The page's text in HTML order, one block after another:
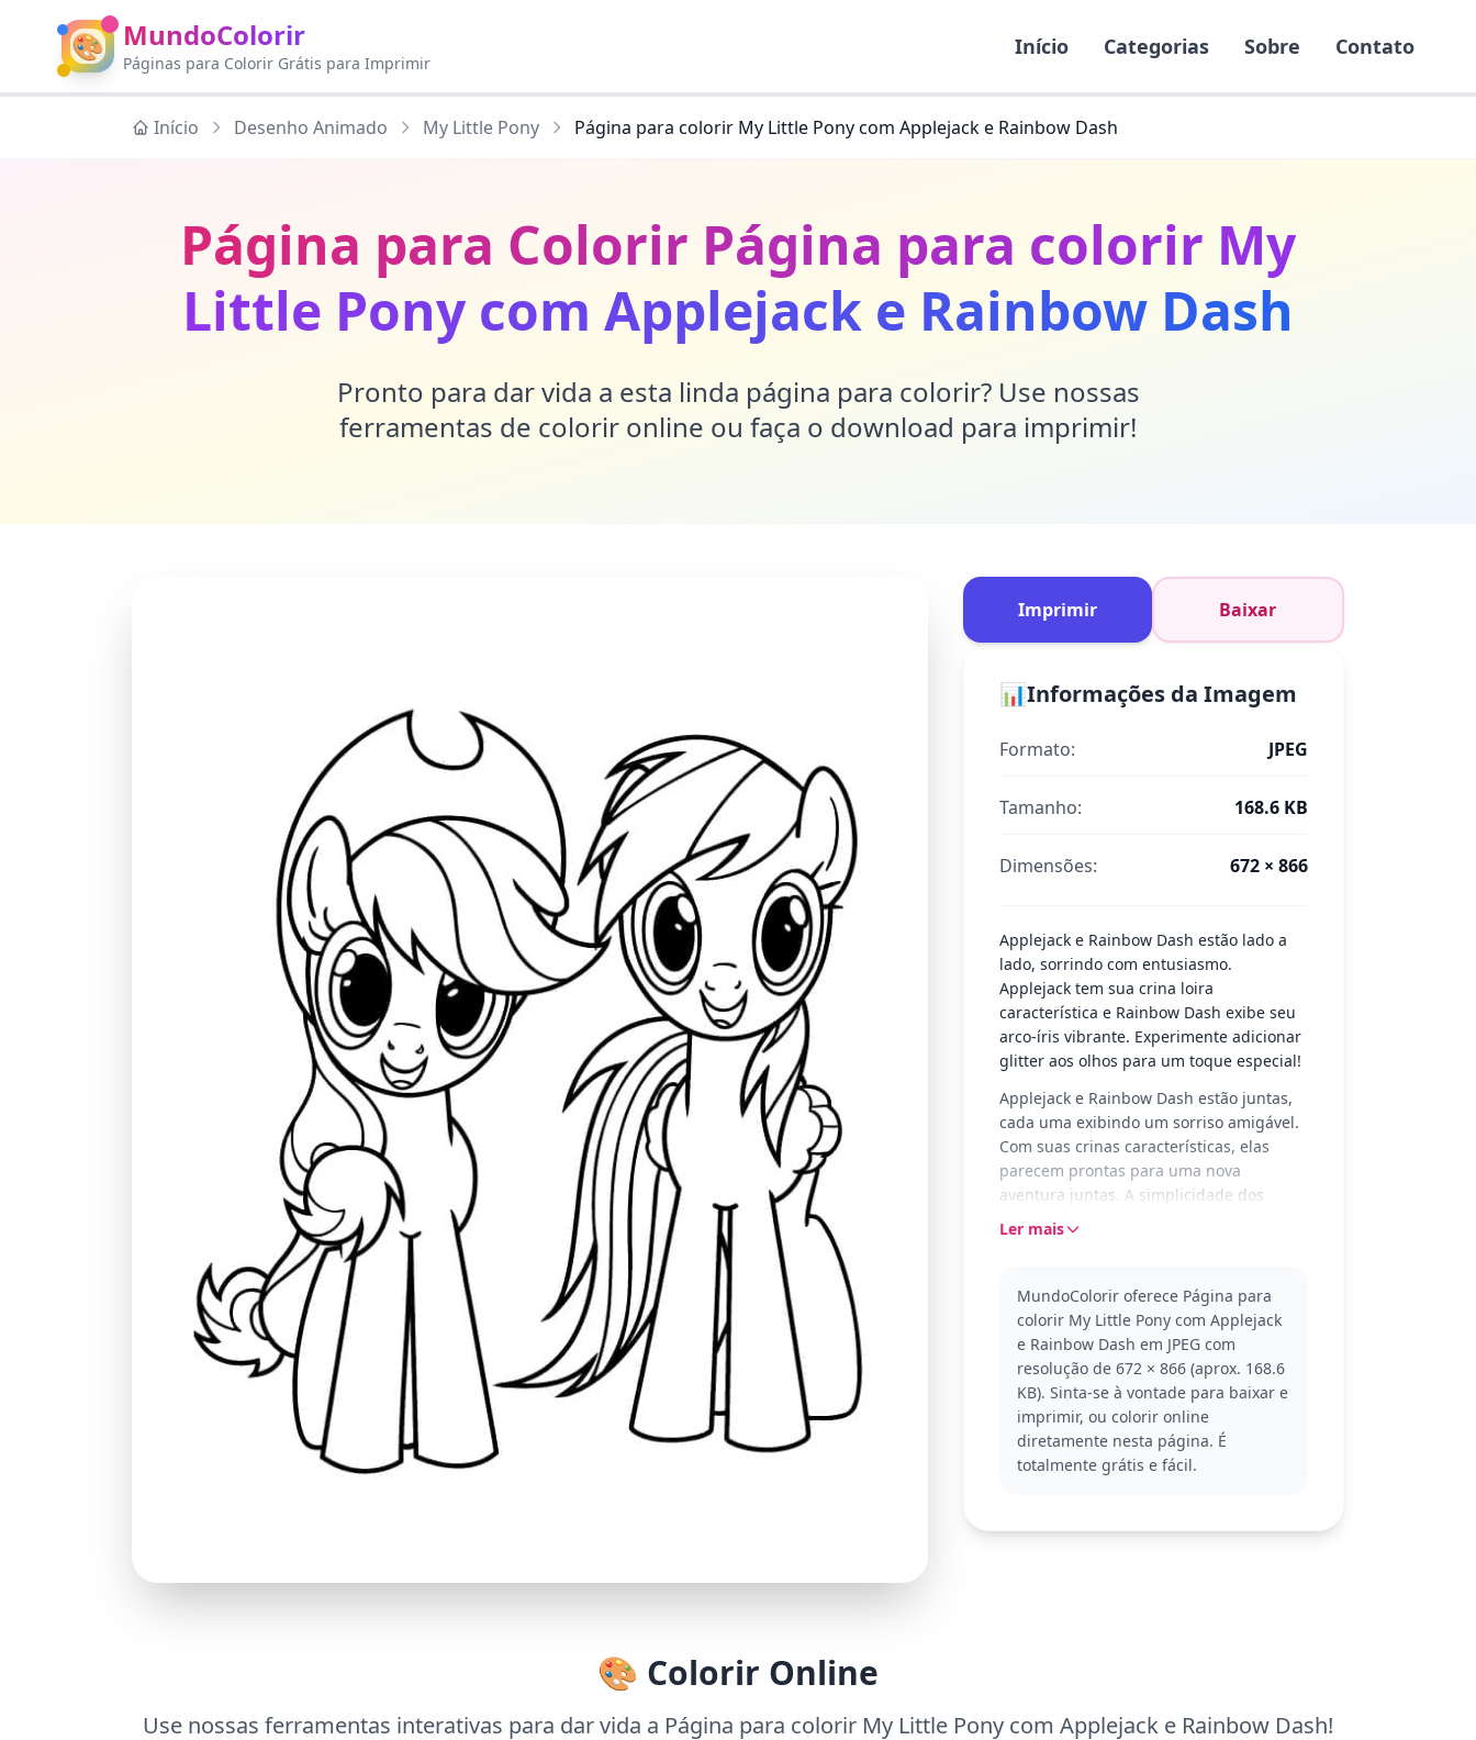
🎨 MundoColorir
Páginas para Colorir Grátis para Imprimir
Início Categorias Sobre Contato
Início Desenho Animado My Little Pony Página para colorir My Little Pony com Applejack e Rainbow Dash
Página para Colorir Página para colorir My
Little Pony com Applejack e Rainbow Dash
Pronto para dar vida a esta linda página para colorir? Use nossas
ferramentas de colorir online ou faça o download para imprimir!
Imprimir Baixar
📊Informações da Imagem
Formato: JPEG
Tamanho: 168.6 KB
Dimensões: 672 × 866
Applejack e Rainbow Dash estão lado a
lado, sorrindo com entusiasmo.
Applejack tem sua crina loira
característica e Rainbow Dash exibe seu
arco-íris vibrante. Experimente adicionar
glitter aos olhos para um toque especial!
Applejack e Rainbow Dash estão juntas,
cada uma exibindo um sorriso amigável.
Com suas crinas características, elas
parecem prontas para uma nova
aventura juntas. A simplicidade dos
traços permite que as cores ganhem vida
honestidade e amor pela fazenda,
enquanto Rainbow Dash adora
velocidade e lealdade. Ambas fazem
parte do universo My Little Pony, que
encanta crianças ao redor do mundo.
Outros personagens como Twilight
Sparkle também são populares entre os
fãs.
crianças a partir de 3 anos. Planeje cerca
Ler mais
MundoColorir oferece Página para
colorir My Little Pony com Applejack
e Rainbow Dash em JPEG com
resolução de 672 × 866 (aprox. 168.6
KB). Sinta-se à vontade para baixar e
imprimir, ou colorir online
diretamente nesta página. É
totalmente grátis e fácil.
🎨 Colorir Online
Use nossas ferramentas interativas para dar vida a Página para colorir My Little Pony com Applejack e Rainbow Dash!